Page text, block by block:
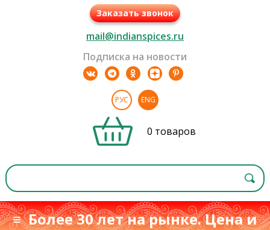
Заказать звонок
mail@indianspices.ru
Подписка на новости
РУС ENG
0 товаров
≡ Более 30 лет на рынке. Цена и